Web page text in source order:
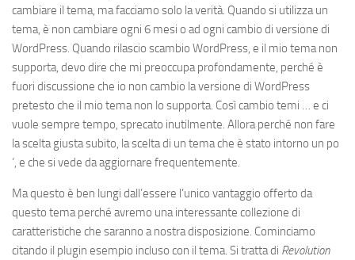
cambiare il tema, ma facciamo solo la verità. Quando si utilizza un
tema, è non cambiare ogni 6 mesi o ad ogni cambio di versione di
WordPress. Quando rilascio scambio WordPress, e il mio tema non
supporta, devo dire che mi preoccupa profondamente, perché è
fuori discussione che io non cambio la versione di WordPress
pretesto che il mio tema non lo supporta. Così cambio temi … e ci
vuole sempre tempo, sprecato inutilmente. Allora perché non fare
la scelta giusta subito, la scelta di un tema che è stato intorno un po
‘, e che si vede da aggiornare frequentemente.
Ma questo è ben lungi dall’essere l’unico vantaggio offerto da
questo tema perché avremo una interessante collezione di
caratteristiche che saranno a nostra disposizione. Cominciamo
citando il plugin esempio incluso con il tema. Si tratta di Revolution